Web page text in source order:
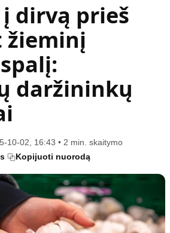
Kulinarija
Technologijos
Gyvenimo būdas
Vasaros mada
Tėvai ir vaikai
Etikos politika
Klaidų taisymo politika
Naudojimo sąlygos
Privatumo politika
Reklamos politika
dirvą prieš
žieminį
daržininkų
10-02, 16:43 • 2 min. skaitymo
Kopijuoti nuorodą